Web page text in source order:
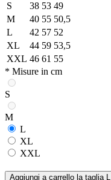
S
38 53 49
M
40 55 50,5
L
42 57 52
XL
44 59 53,5
XXL 46 61 55
* Misure in cm
S
M
L
XL
XXL
Aggiungi a carrello la taglia L